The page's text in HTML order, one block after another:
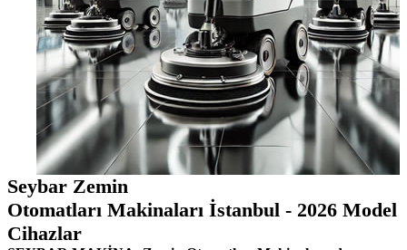
Seybar Zemin
Otomatları Makinaları İstanbul - 2026 Model
Cihazlar